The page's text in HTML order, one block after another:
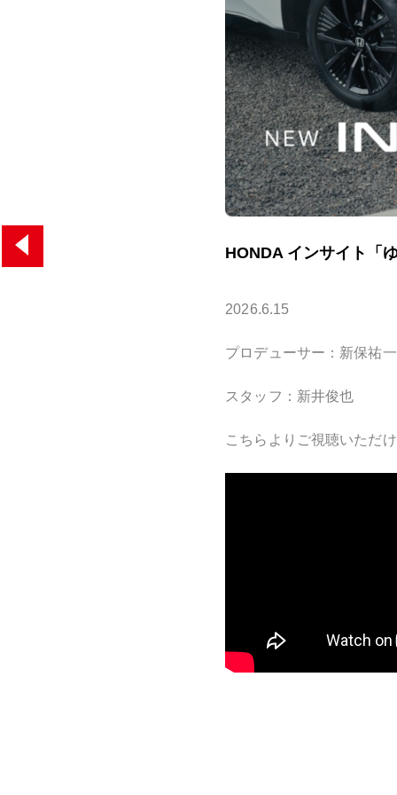
HONDA インサイト「
2026.6.15
プロデューサー：新保祐一
スタッフ：新井俊也
こちらよりご視聴いただ